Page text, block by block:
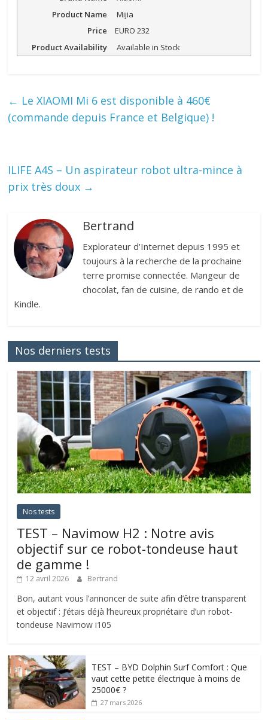
Product Name
Mijia
Price
EURO 232
Product Availability
Available in Stock
← Le XIAOMI Mi 6 est disponible à 460€
(commande depuis France et Belgique) !
ILIFE A4S – Un aspirateur robot ultra-mince à
prix très doux →
Bertrand
Explorateur d'Internet depuis 1995 et
toujours à la recherche de la prochaine
terre promise connectée. Mangeur de
chocolat, fan de cuisine, de rando et de
Kindle.
Nos derniers tests
Nos tests
TEST – Navimow H2 : Notre avis
objectif sur ce robot-tondeuse haut
de gamme !
12 avril 2026 Bertrand
Bon, autant vous l’annoncer de suite afin d’être transparent
et objectif : J’étais déjà l’heureux propriétaire d’un robot-
tondeuse Navimow i105
TEST – BYD Dolphin Surf Comfort : Que
vaut cette petite électrique à moins de
25000€ ?
27 mars 2026